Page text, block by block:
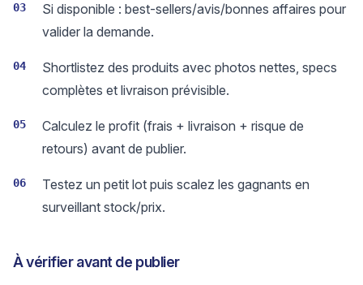
03
Si disponible : best-sellers/avis/bonnes affaires pour
valider la demande.
04
Shortlistez des produits avec photos nettes, specs
complètes et livraison prévisible.
05
Calculez le profit (frais + livraison + risque de
retours) avant de publier.
06
Testez un petit lot puis scalez les gagnants en
surveillant stock/prix.
À vérifier avant de publier